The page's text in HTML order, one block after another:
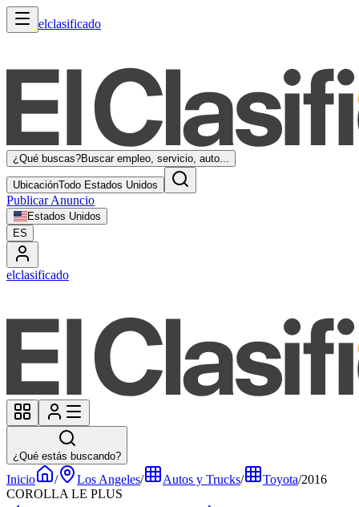
elclasificado
¿Qué buscas?Buscar empleo, servicio, auto...
UbicaciónTodo Estados Unidos
Publicar Anuncio
Estados Unidos
ES
elclasificado
¿Qué estás buscando?
Inicio / Los Angeles/ Autos y Trucks/ Toyota/2016
COROLLA LE PLUS